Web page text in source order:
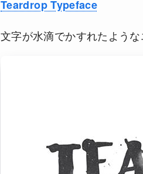
Teardrop Typeface
文字が水滴でかすれたよう